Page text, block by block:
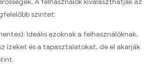
A felhasználók kiválaszthatják az
szintet:
Ideális azoknak a felhasználóknak,
ízeket és a tapasztalatokat, de el akarják